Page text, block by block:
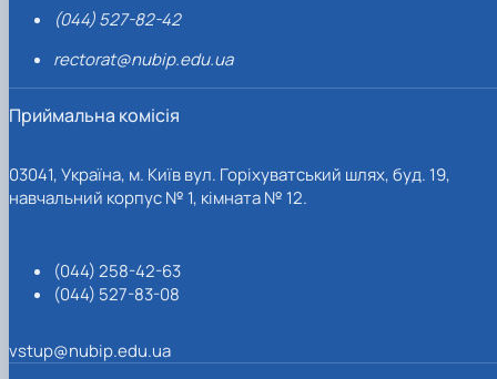
(044) 527-82-42
rectorat@nubip.edu.ua
Приймальна комісія
03041, Україна, м. Київ вул. Горіхуватський шлях, буд. 19,
навчальний корпус № 1, кімната № 12.
(044) 258-42-63
(044) 527-83-08
vstup@nubip.edu.ua